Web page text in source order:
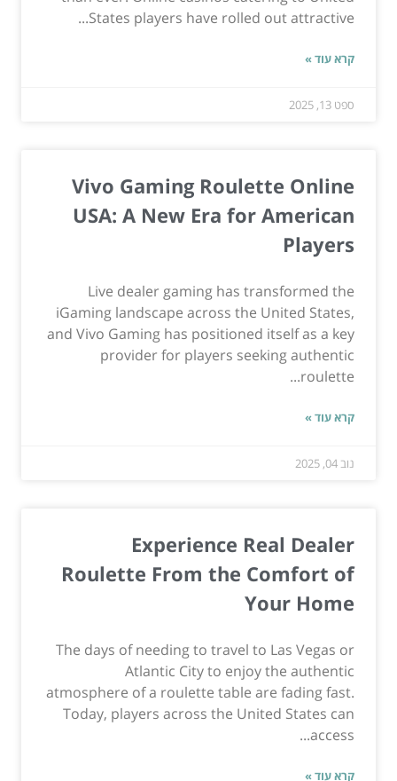
States players have rolled out attractive...
קרא עוד »
ספט 13, 2025
Vivo Gaming Roulette Online
USA: A New Era for American
Players
Live dealer gaming has transformed the
iGaming landscape across the United States,
and Vivo Gaming has positioned itself as a key
provider for players seeking authentic
roulette...
קרא עוד »
נוב 04, 2025
Experience Real Dealer
Roulette From the Comfort of
Your Home
The days of needing to travel to Las Vegas or
Atlantic City to enjoy the authentic
atmosphere of a roulette table are fading fast.
Today, players across the United States can
access...
קרא עוד »